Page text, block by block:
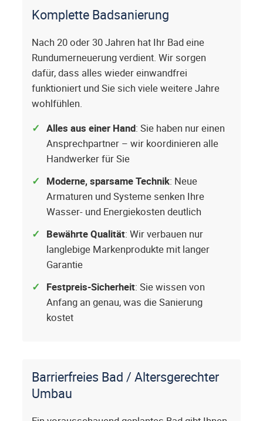
Komplette Badsanierung
Nach 20 oder 30 Jahren hat Ihr Bad eine
Rundumerneuerung verdient. Wir sorgen
dafür, dass alles wieder einwandfrei
funktioniert und Sie sich viele weitere Jahre
wohlfühlen.
Alles aus einer Hand: Sie haben nur einen
Ansprechpartner – wir koordinieren alle
Handwerker für Sie
Moderne, sparsame Technik: Neue
Armaturen und Systeme senken Ihre
Wasser- und Energiekosten deutlich
Bewährte Qualität: Wir verbauen nur
langlebige Markenprodukte mit langer
Garantie
Festpreis-Sicherheit: Sie wissen von
Anfang an genau, was die Sanierung
kostet
Barrierfreies Bad / Altersgerechter
Umbau